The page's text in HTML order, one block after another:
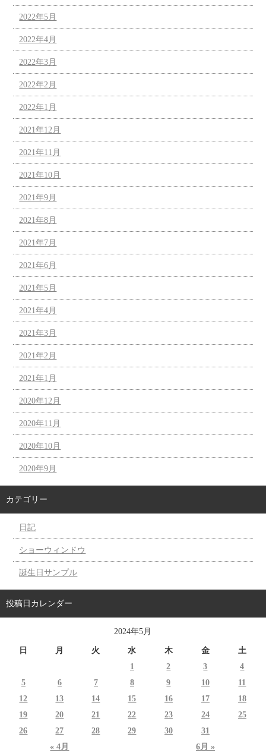
2022年5月
2022年4月
2022年3月
2022年2月
2022年1月
2021年12月
2021年11月
2021年10月
2021年9月
2021年8月
2021年7月
2021年6月
2021年5月
2021年4月
2021年3月
2021年2月
2021年1月
2020年12月
2020年11月
2020年10月
2020年9月
カテゴリー
日記
ショーウィンドウ
誕生日サンプル
投稿日カレンダー
2024年5月
日 月 火 水 木 金 土
« 4月 6月 »
1 2 3
4
5
6 7 8 9 10
11
12
13 14 15 16 17
18
19
20 21 22 23 24
25
26
27 28 29 30 31